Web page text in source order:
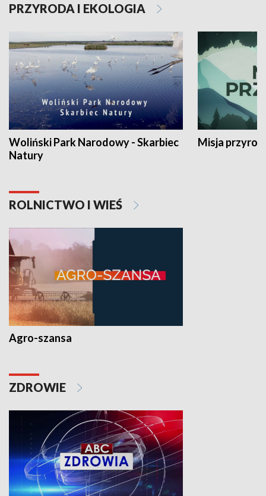
PRZYRODA I EKOLOGIA
Woliński Park Narodowy - Skarbiec
Natury
Misja
ROLNICTWO I WIEŚ
Agro-szansa
ZDROWIE